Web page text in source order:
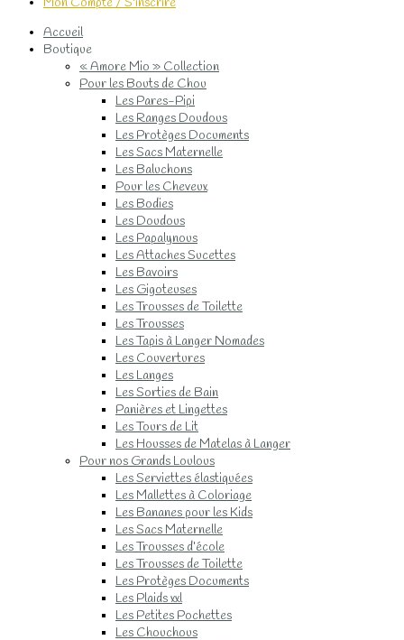
Accueil
Boutique
« Amore Mio » Collection
Pour les Bouts de Chou
Les Pares-Pipi
Les Ranges Doudous
Les Protèges Documents
Les Sacs Maternelle
Les Baluchons
Pour les Cheveux
Les Bodies
Les Doudous
Les Papalynous
Les Attaches Sucettes
Les Bavoirs
Les Gigoteuses
Les Trousses de Toilette
Les Trousses
Les Tapis à Langer Nomades
Les Couvertures
Les Langes
Les Sorties de Bain
Panières et Lingettes
Les Tours de Lit
Les Housses de Matelas à Langer
Pour nos Grands Loulous
Les Serviettes élastiquées
Les Mallettes à Coloriage
Les Bananes pour les Kids
Les Sacs Maternelle
Les Trousses d’école
Les Trousses de Toilette
Les Protèges Documents
Les Plaids xxl
Les Petites Pochettes
Les Chouchous